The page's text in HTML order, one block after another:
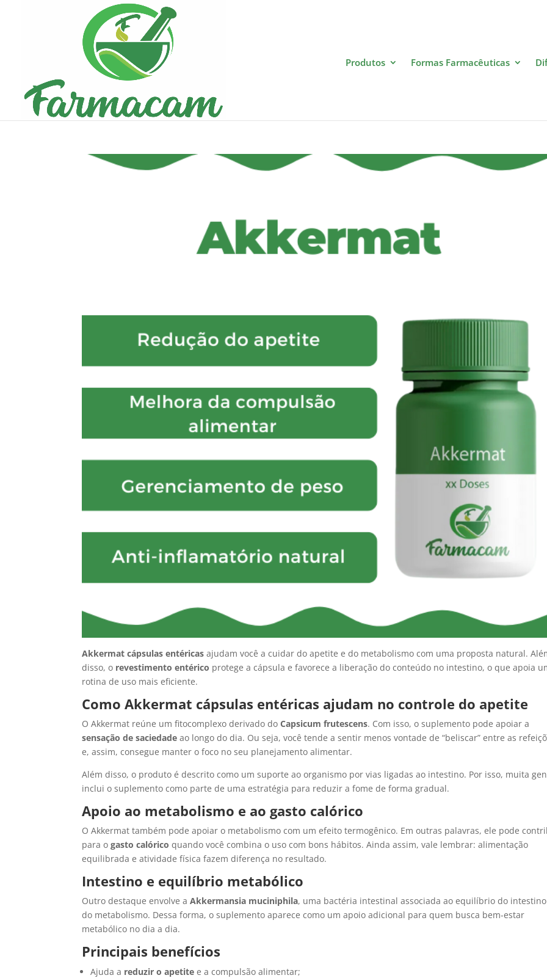
Produtos Formas Farmacêuticas
Akkermat – Controle Natural do Apetite e Metabolismo!
Produtos
Akkermat cápsulas entéricas ajudam você a cuidar do apetite e do metabolismo com uma proposta natural.
disso, o revestimento entérico protege a cápsula e favorece a liberação do conteúdo no intestino, o que apoia
rotina de uso mais eficiente.
Como Akkermat cápsulas entéricas ajudam no controle do apetite
O Akkermat reúne um fitocomplexo derivado doCapsicum frutescens. Com isso, o suplemento pode apoiar a
sensação de saciedade ao longo do dia. Ou seja, você tende a sentir menos vontade de “beliscar” entre as
e, assim, consegue manter o foco no seu planejamento alimentar.
Além disso, o produto é descrito como um suporte ao organismo por vias ligadas ao intestino. Por isso, muita
inclui o suplemento como parte de uma estratégia para reduzir a fome de forma gradual.
Apoio ao metabolismo e ao gasto calórico
O Akkermat também pode apoiar o metabolismo com um efeito termogênico. Em outras palavras, ele pode
para ogasto calórico quando você combina o uso com bons hábitos. Ainda assim, vale lembrar: alimentação
equilibrada e atividade física fazem diferença no resultado.
Intestino e equilíbrio metabólico
Outro destaque envolve aAkkermansia muciniphila, uma bactéria intestinal associada ao equilíbrio do
do metabolismo. Dessa forma, o suplemento aparece como um apoio adicional para quem busca bem-estar
metabólico no dia a dia.
Principais benefícios
Ajuda a reduzir o apetite e a compulsão alimentar;